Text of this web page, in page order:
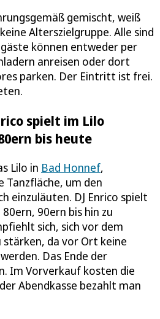
gemischt, weiß
Alterszielgruppe. Alle sind
können entweder per
anreisen oder dort
parken. Der Eintritt ist frei.
spielt im Lilo
bis heute
Lilo in Bad Honnef,
Tanzfläche, um den
einzuläuten. DJ Enrico spielt
90ern bis hin zu
sich, sich vor dem
stärken, da vor Ort keine
Das Ende der
Im Vorverkauf kosten die
Abendkasse bezahlt man